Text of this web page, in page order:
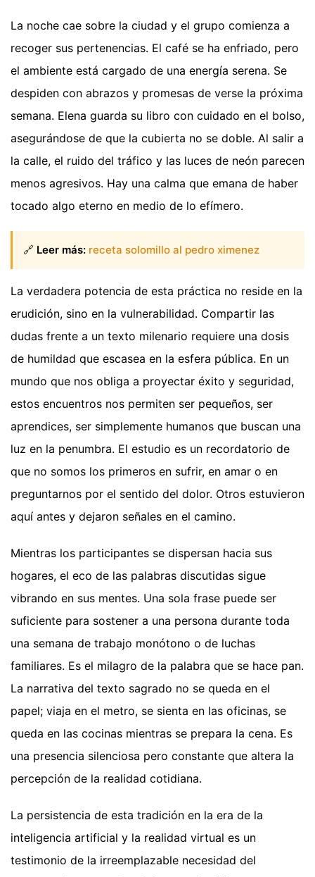
La noche cae sobre la ciudad y el grupo comienza a
recoger sus pertenencias. El café se ha enfriado, pero
el ambiente está cargado de una energía serena. Se
despiden con abrazos y promesas de verse la próxima
semana. Elena guarda su libro con cuidado en el bolso,
asegurándose de que la cubierta no se doble. Al salir a
la calle, el ruido del tráfico y las luces de neón parecen
menos agresivos. Hay una calma que emana de haber
tocado algo eterno en medio de lo efímero.
🔗 Leer más: receta solomillo al pedro ximenez
La verdadera potencia de esta práctica no reside en la
erudición, sino en la vulnerabilidad. Compartir las
dudas frente a un texto milenario requiere una dosis
de humildad que escasea en la esfera pública. En un
mundo que nos obliga a proyectar éxito y seguridad,
estos encuentros nos permiten ser pequeños, ser
aprendices, ser simplemente humanos que buscan una
luz en la penumbra. El estudio es un recordatorio de
que no somos los primeros en sufrir, en amar o en
preguntarnos por el sentido del dolor. Otros estuvieron
aquí antes y dejaron señales en el camino.
Mientras los participantes se dispersan hacia sus
hogares, el eco de las palabras discutidas sigue
vibrando en sus mentes. Una sola frase puede ser
suficiente para sostener a una persona durante toda
una semana de trabajo monótono o de luchas
familiares. Es el milagro de la palabra que se hace pan.
La narrativa del texto sagrado no se queda en el
papel; viaja en el metro, se sienta en las oficinas, se
queda en las cocinas mientras se prepara la cena. Es
una presencia silenciosa pero constante que altera la
percepción de la realidad cotidiana.
La persistencia de esta tradición en la era de la
inteligencia artificial y la realidad virtual es un
testimonio de la irreemplazable necesidad del